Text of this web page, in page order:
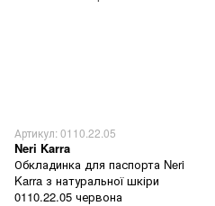
Артикул: 0110.22.05
Neri Karra
Обкладинка для паспорта Neri
Karra з натуральної шкіри
0110.22.05 червона